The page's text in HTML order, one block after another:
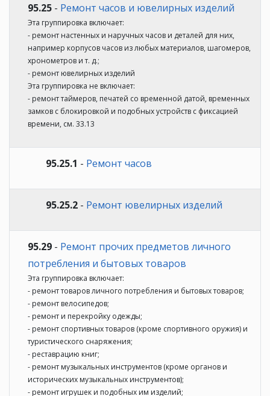
95.25 - Ремонт часов и ювелирных изделий
Эта группировка включает:
- ремонт настенных и наручных часов и деталей для них,
например корпусов часов из любых материалов, шагомеров,
хронометров и т. д.;
- ремонт ювелирных изделий
Эта группировка не включает:
- ремонт таймеров, печатей со временной датой, временных
замков с блокировкой и подобных устройств с фиксацией
времени, см. 33.13
95.25.1 - Ремонт часов
95.25.2 - Ремонт ювелирных изделий
95.29 - Ремонт прочих предметов личного
потребления и бытовых товаров
Эта группировка включает:
- ремонт товаров личного потребления и бытовых товаров;
- ремонт велосипедов;
- ремонт и перекройку одежды;
- ремонт спортивных товаров (кроме спортивного оружия) и
туристического снаряжения;
- реставрацию книг;
- ремонт музыкальных инструментов (кроме органов и
исторических музыкальных инструментов);
- ремонт игрушек и подобных им изделий;